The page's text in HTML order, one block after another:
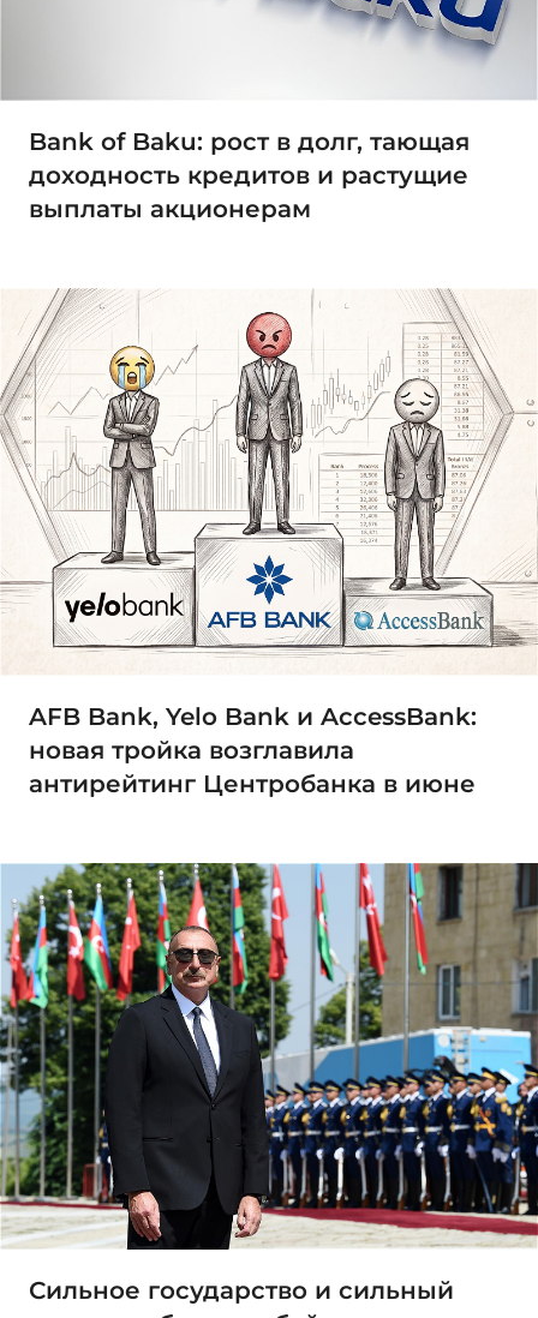
Bank of Baku: рост в долг, тающая
доходность кредитов и растущие
выплаты акционерам
AFB Bank, Yelo Bank и AccessBank:
новая тройка возглавила
антирейтинг Центробанка в июне
Сильное государство и сильный